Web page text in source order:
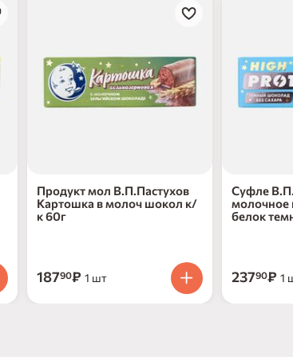
Продукт мол В.П.Пастухов
Картошка в молоч шокол к/
к 60г
18790₽ 1 шт
Суфле
молочное
белок
23790₽ 1